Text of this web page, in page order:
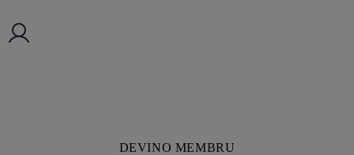
DEVINO MEMBRU